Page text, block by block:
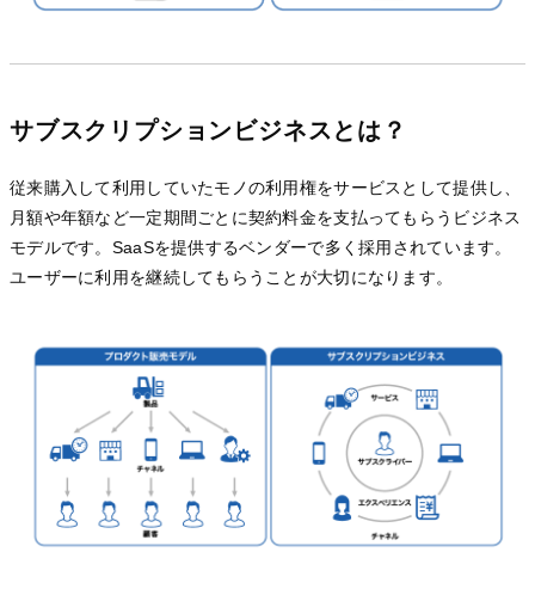
サブスクリプションビジネスとは？
従来購入して利用していたモノの利用権をサービスとして提供し、
月額や年額など一定期間ごとに契約料金を支払ってもらうビジネス
モデルです。SaaSを提供するベンダーで多く採用されています。
ユーザーに利用を継続してもらうことが大切になります。